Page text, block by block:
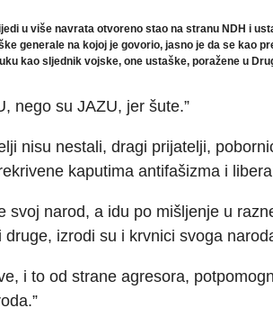
u više navrata otvoreno stao na stranu NDH i
generale na kojoj je govorio, jasno je da se kao
kao sljednik vojske, one ustaške, poražene u
nego su JAZU, jer šute.”
nisu nestali, dragi prijatelji,
kaputima antifašizma i
svoj narod, a idu po mišljenje u
izrodi su i krvnici svoga
i to od strane agresora,